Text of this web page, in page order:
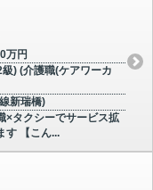
万円
) (介護職(ケアワーカ
新瑞橋)
×タクシーでサービス拡
す 【こん...